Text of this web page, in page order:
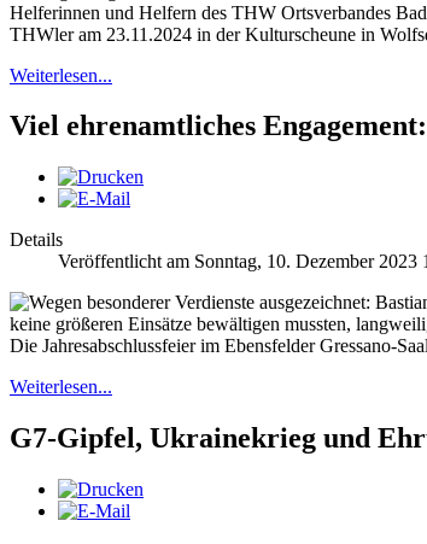
Helferinnen und Helfern des THW Ortsverbandes
THWler am 23.11.2024 in der Kulturscheune in
Weiterlesen...
Viel ehrenamtliches
Details
Veröffentlicht am Sonntag, 10. Dezember 2023
keine größeren Einsätze bewältigen mussten,
Die Jahresabschlussfeier im Ebensfelder Gressano-
Weiterlesen...
G7-Gipfel, Ukrainekrieg und